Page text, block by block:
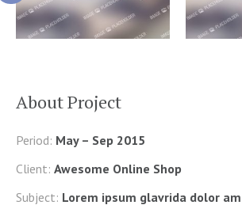
About Project
Period: May – Sep 2015
Client: Awesome Online Shop
Subject: Lorem ipsum glavrida dolor